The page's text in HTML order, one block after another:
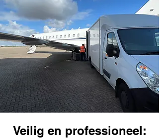
Veilig en professioneel: